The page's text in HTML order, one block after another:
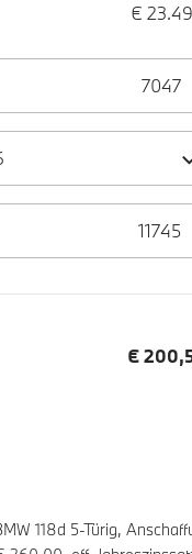
€
€
118d 5-Türig,